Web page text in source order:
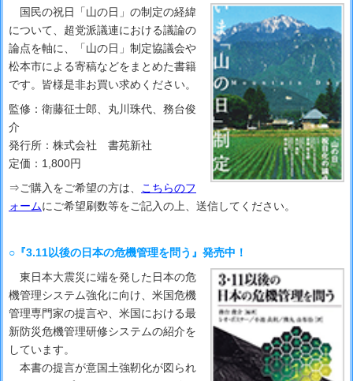
国民の祝日「山の日」の制定の経緯
について、超党派議連における議論の
論点を軸に、「山の日」制定協議会や
松本市による寄稿などをまとめた書籍
です。皆様是非お買い求めください。
監修：衛藤征士郎、丸川珠代、務台俊
介
発行所：株式会社 書苑新社
定価：1,800円
⇒ご購入をご希望の方は、
こちらのフ
ォームにご希望刷数等をご記入の上、送信してください。
○『3.11以後の日本の危機管理を問う』発売中！
東日本大震災に端を発した日本の危
機管理システム強化に向け、米国危機
管理専門家の提言や、米国における最
新防災危機管理研修システムの紹介を
しています。
本書の提言が意国土強靭化が図られ